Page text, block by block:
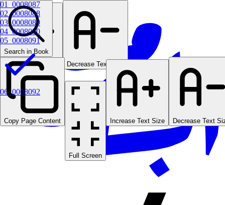
Increase Text Size Decrease Text Size
Search in Book
Copy Page Content
Full Screen
Increase Text Size Decrease Text
01_0008087
02_0008088
03_0008089
04_0008090
05_0008091
06_0008092